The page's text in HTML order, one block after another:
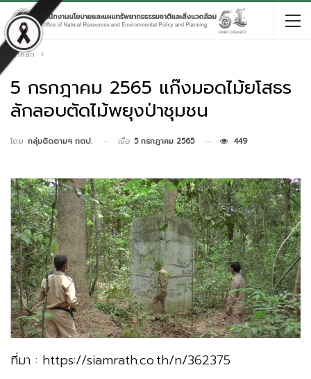
หน้าหลัก
5 กรกฎาคม 2565 แก๊งมอดไม้ยโสธร
ลักลอบตัดไม้พยุงป่าชุมชน
โดย กลุ่มติดตามฯ กตป. เมื่อ 5 กรกฎาคม 2565 449
ที่มา : https://siamrath.co.th/n/362375